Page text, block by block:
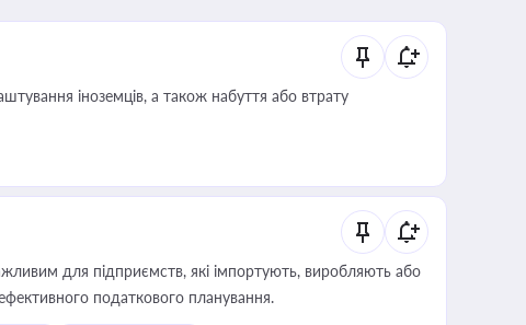
іноземців, а також набуття або втрату
для підприємств, які імпортують, виробляють або
податкового планування.